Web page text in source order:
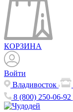
КОРЗИНА
Войти
Владивосток
8 (800) 250-06-92